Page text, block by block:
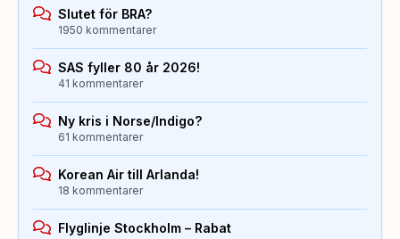
Slutet för BRA?
1950 kommentarer
SAS fyller 80 år 2026!
41 kommentarer
Ny kris i Norse/Indigo?
61 kommentarer
Korean Air till Arlanda!
18 kommentarer
Flyglinje Stockholm – Rabat